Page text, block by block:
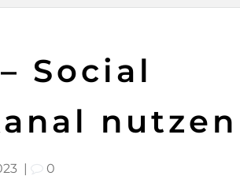
Social
nutzen
| 0